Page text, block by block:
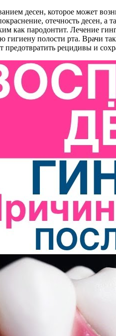
десен, которое может
отечность десен, а
как пародонтит. Лечение
полости рта. Врачи
рецидивы и